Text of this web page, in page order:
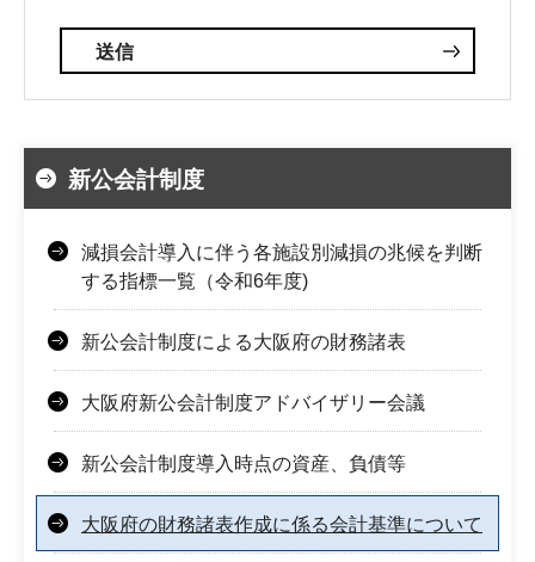
新公会計制度
減損会計導入に伴う各施設別減損の兆候を判断
する指標一覧（令和6年度)
新公会計制度による大阪府の財務諸表
大阪府新公会計制度アドバイザリー会議
新公会計制度導入時点の資産、負債等
大阪府の財務諸表作成に係る会計基準について